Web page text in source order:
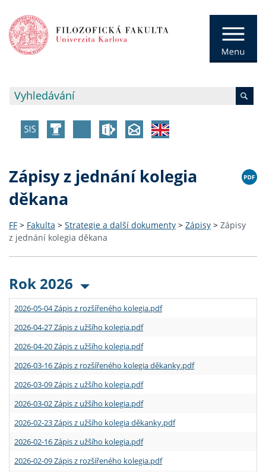
Zápisy z jednání kolegia
děkana
FF > Fakulta > Strategie a další dokumenty > Zápisy > Zápisy
z jednání kolegia děkana
Rok 2026
2026-05-04 Zápis z rozšířeného kolegia.pdf
2026-04-27 Zápis z užšího kolegia.pdf
2026-04-20 Zápis z užšího kolegia.pdf
2026-03-16 Zápis z rozšířeného kolegia děkanky.pdf
2026-03-09 Zápis z užšího kolegia.pdf
2026-03-02 Zápis z užšího kolegia.pdf
2026-02-23 Zápis z užšího kolegia děkanky.pdf
2026-02-16 Zápis z užšího kolegia.pdf
2026-02-09 Zápis z rozšířeného kolegia.pdf